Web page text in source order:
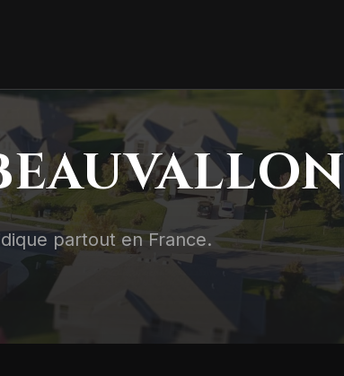
partout en France.